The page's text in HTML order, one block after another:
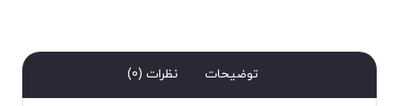
توضیحات نظرات (0)